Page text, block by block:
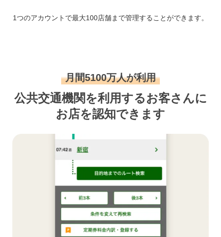
1つのアカウントで最大100店舗まで管理することができます。
月間5100万人が利用
公共交通機関を利用するお客さんに
お店を認知できます